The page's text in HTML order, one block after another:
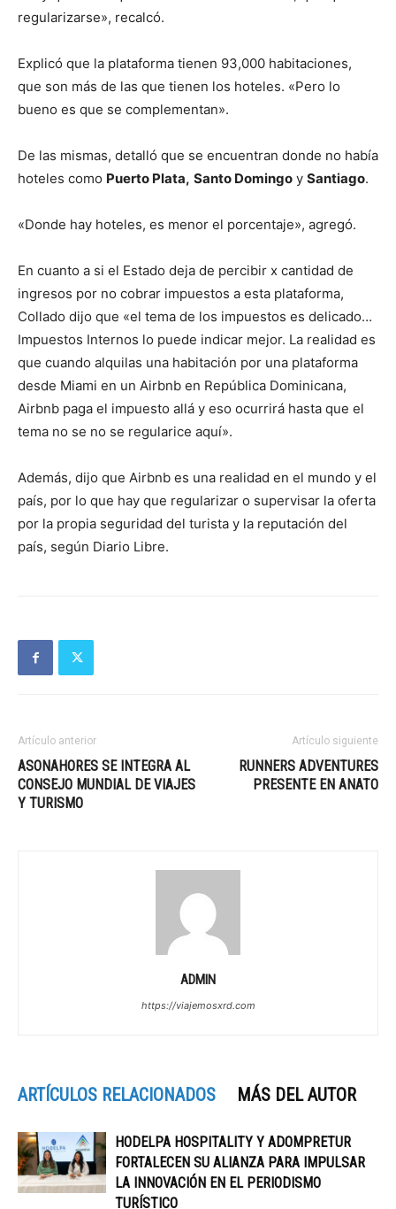
regularizarse», recalcó.
Explicó que la plataforma tienen 93,000 habitaciones,
que son más de las que tienen los hoteles. «Pero lo
bueno es que se complementan».
De las mismas, detalló que se encuentran donde no había
hoteles como Puerto Plata, Santo Domingo y Santiago.
«Donde hay hoteles, es menor el porcentaje», agregó.
En cuanto a si el Estado deja de percibir x cantidad de
ingresos por no cobrar impuestos a esta plataforma,
Collado dijo que «el tema de los impuestos es delicado…
Impuestos Internos lo puede indicar mejor. La realidad es
que cuando alquilas una habitación por una plataforma
desde Miami en un Airbnb en República Dominicana,
Airbnb paga el impuesto allá y eso ocurrirá hasta que el
tema no se no se regularice aquí».
Además, dijo que Airbnb es una realidad en el mundo y el
país, por lo que hay que regularizar o supervisar la oferta
por la propia seguridad del turista y la reputación del
país, según Diario Libre.
Artículo anterior
ASONAHORES SE INTEGRA AL
CONSEJO MUNDIAL DE VIAJES
Y TURISMO
Artículo siguiente
RUNNERS ADVENTURES
PRESENTE EN ANATO
ADMIN
https://viajemosxrd.com
ARTÍCULOS RELACIONADOS MÁS DEL AUTOR
HODELPA HOSPITALITY Y ADOMPRETUR
FORTALECEN SU ALIANZA PARA IMPULSAR
LA INNOVACIÓN EN EL PERIODISMO
TURÍSTICO